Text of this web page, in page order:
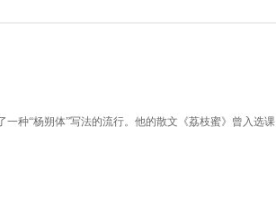
种“杨朔体”写法的流行。他的散文《荔枝蜜》曾入选课